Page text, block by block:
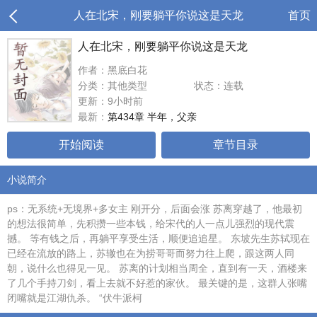
人在北宋，刚要躺平你说这是天龙 首页
人在北宋，刚要躺平你说这是天龙
作者：黑底白花
分类：其他类型
状态：连载
更新：9小时前
最新： 第434章 半年，父亲
开始阅读 章节目录
小说简介
ps：无系统+无境界+多女主 刚开分，后面会涨 苏离穿越了，他最初
的想法很简单，先积攒一些本钱，给宋代的人一点儿强烈的现代震
撼。 等有钱之后，再躺平享受生活，顺便追追星。 东坡先生苏轼现在
已经在流放的路上，苏辙也在为捞哥哥而努力往上爬，跟这两人同
朝，说什么也得见一见。 苏离的计划相当周全，直到有一天，酒楼来
了几个手持刀剑，看上去就不好惹的家伙。 最关键的是，这群人张嘴
闭嘴就是江湖仇杀。 “伏牛派柯